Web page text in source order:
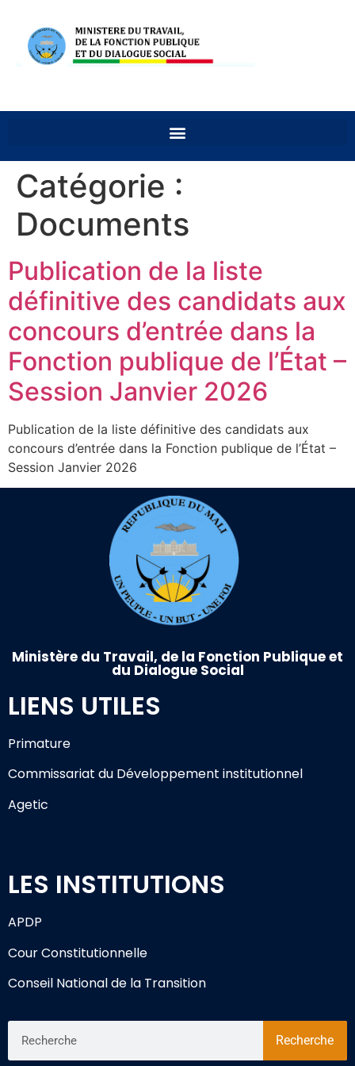
Catégorie :
Documents
Publication de la liste
définitive des candidats aux
concours d’entrée dans la
Fonction publique de l’État –
Session Janvier 2026
Publication de la liste définitive des candidats aux
concours d’entrée dans la Fonction publique de l’État –
Session Janvier 2026
Ministère du Travail, de la Fonction Publique et
du Dialogue Social
LIENS UTILES
Primature
Commissariat du Développement institutionnel
Agetic
LES INSTITUTIONS
APDP
Cour Constitutionnelle
Conseil National de la Transition
Recherche